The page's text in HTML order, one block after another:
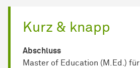
Kurz & knapp
Abschluss
Master of Education (M.Ed.)